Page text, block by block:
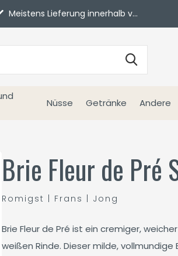
Nüsse Getränke Andere
Meistens Lieferung innerhalb von 3 Tagen
Brie Fleur de Pré
Romigst | Frans | Jong
Brie Fleur de Pré ist ein cremiger,
weißen Rinde. Dieser milde,